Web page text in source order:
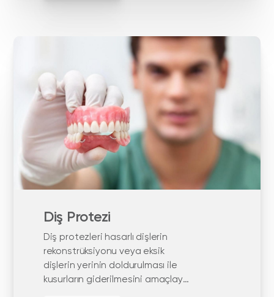
Diş Protezi
Diş protezleri hasarlı dişlerin
rekonstrüksiyonu veya eksik
dişlerin yerinin doldurulması ile
kusurların giderilmesini amaçlayan